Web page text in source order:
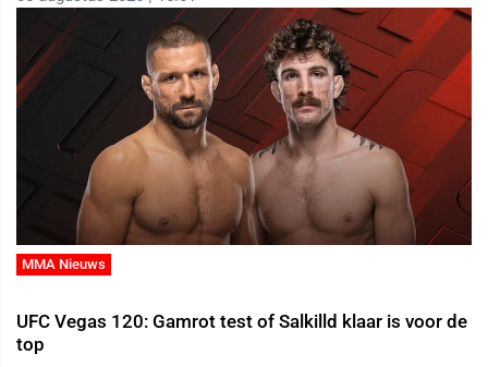
MMA Nieuws
UFC Vegas 120: Gamrot test of Salkilld klaar is voor de
top